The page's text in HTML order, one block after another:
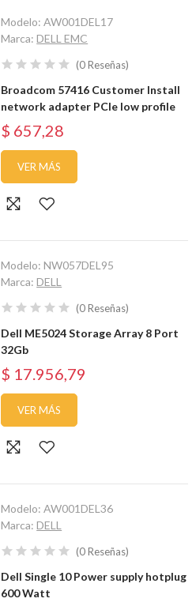
Modelo:AW001DEL17
Marca:DELL EMC
(0Reseñas)
Broadcom 57416 Customer Install
network adapter PCIe low profile
$ 657,28
VER MÁS
Modelo:NW057DEL95
Marca:DELL
(0Reseñas)
Dell ME5024 Storage Array 8 Port
32Gb
$ 17.956,79
VER MÁS
Modelo:AW001DEL36
Marca:DELL
(0Reseñas)
Dell Single 10 Power supply hotplug
600 Watt